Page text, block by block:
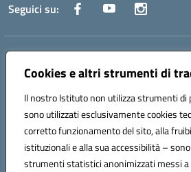
Cookies e altri strumenti di
Il nostro Istituto non utilizza strumenti di
sono utilizzati esclusivamente cookies
corretto funzionamento del sito, alla
istituzionali e alla sua accessibilità –
strumenti statistici anonimizzati messi a
Seguici su:
Indirizzo:
Centralino:0885 417864 Email:
Codice fiscale: 90043150714
Codice meccanografico:
FGPC180008
Codice Indice delle Pubbliche Amministrazioni